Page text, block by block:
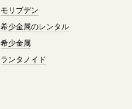
モリブデン
希少金属のレンタル
希少金属
ランタノイド